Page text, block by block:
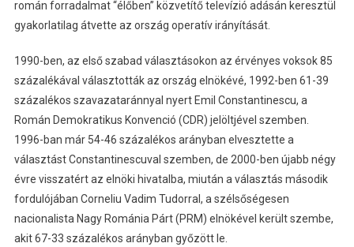
román forradalmat “élőben” közvetítő televízió adásán keresztül
gyakorlatilag átvette az ország operatív irányítását.
1990-ben, az első szabad választásokon az érvényes voksok 85
százalékával választották az ország elnökévé, 1992-ben 61-39
százalékos szavazataránnyal nyert Emil Constantinescu, a
Román Demokratikus Konvenció (CDR) jelöltjével szemben.
1996-ban már 54-46 százalékos arányban elvesztette a
választást Constantinescuval szemben, de 2000-ben újabb négy
évre visszatért az elnöki hivatalba, miután a választás második
fordulójában Corneliu Vadim Tudorral, a szélsőségesen
nacionalista Nagy Románia Párt (PRM) elnökével került szembe,
akit 67-33 százalékos arányban győzött le.